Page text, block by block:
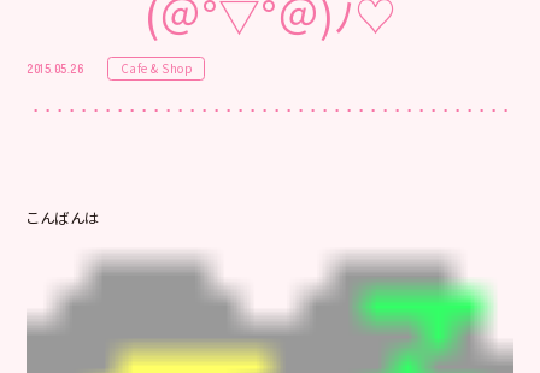
(＠°▽°＠)ﾉ♡
2015.05.26 Cafe & Shop
こんばんは